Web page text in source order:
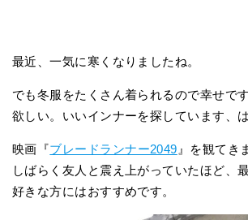
最近、一気に寒くなりましたね。
でも冬服をたくさん着られるので幸せで
欲しい。いいインナーを探しています、は
映画『ブレードランナー2049 』を観てき
しばらく友人と震え上がっていたほど、
好きな方にはおすすめです。